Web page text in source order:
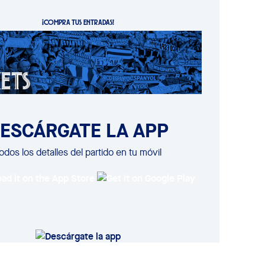
¡COMPRA TUS ENTRADAS!
LA APP
los detalles del partido en tu móvil